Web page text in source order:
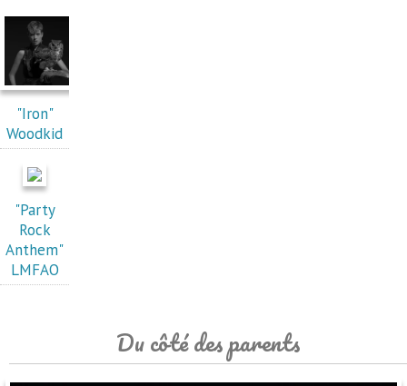
"Iron"
Woodkid
"Party
Rock
Anthem"
LMFAO
Du côté des parents